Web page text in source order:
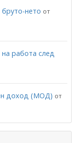
нето от
работа след
доход (МОД) от